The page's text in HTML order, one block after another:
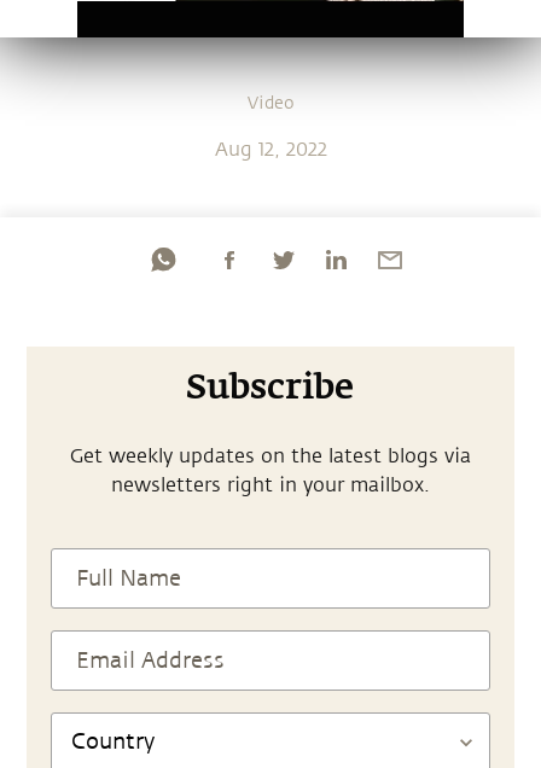
Video
Aug 12, 2022
Subscribe
Get weekly updates on the latest blogs via
newsletters right in your mailbox.